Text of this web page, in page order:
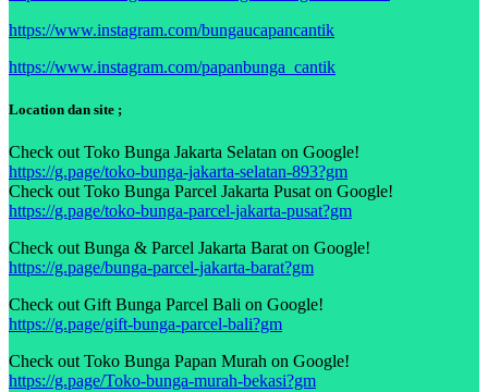
https://www.instagram.com/bungaucapancantik
https://www.instagram.com/papanbunga_cantik
Location dan site ;
Check out Toko Bunga Jakarta Selatan on Google!
https://g.page/toko-bunga-jakarta-selatan-893?gm
Check out Toko Bunga Parcel Jakarta Pusat on Google!
https://g.page/toko-bunga-parcel-jakarta-pusat?gm
Check out Bunga & Parcel Jakarta Barat on Google!
https://g.page/bunga-parcel-jakarta-barat?gm
Check out Gift Bunga Parcel Bali on Google!
https://g.page/gift-bunga-parcel-bali?gm
Check out Toko Bunga Papan Murah on Google!
https://g.page/Toko-bunga-murah-bekasi?gm